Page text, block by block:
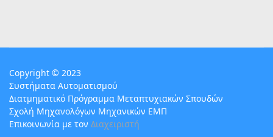
Copyright © 2023
Συστήματα Αυτοματισμού
Διατμηματικό Πρόγραμμα Μεταπτυχιακών Σπουδών
Σχολή Μηχανολόγων Μηχανικών ΕΜΠ
Επικοινωνία με τον Διαχειριστή